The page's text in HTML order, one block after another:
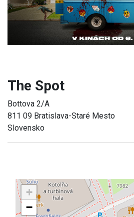
The Spot
Bottova 2/A
811 09 Bratislava-Staré Mesto
Slovensko
+
−